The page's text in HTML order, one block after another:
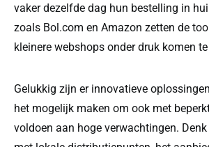
vaker dezelfde dag hun bestelling in
zoals Bol.com en Amazon zetten de
kleinere webshops onder druk komen
Gelukkig zijn er innovatieve
het mogelijk maken om ook met
voldoen aan hoge verwachtingen.